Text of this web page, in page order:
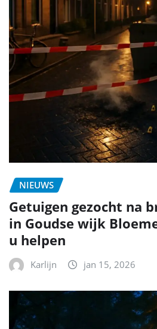
NIEUWS
Getuigen gezocht na
in Goudse wijk
u helpen
Karlijn jan 15, 2026